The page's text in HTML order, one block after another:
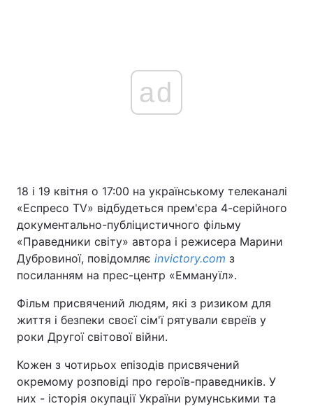
ad
18 і 19 квітня о 17:00 на українському телеканалі
«Еспресо TV» відбудеться прем'єра 4-серійного
документально-публіцистичного фільму
«Праведники світу» автора і режисера Марини
Дубровиної, повідомляє invictory.com з
посиланням на прес-центр «Еммануїл».
Фільм присвячений людям, які з ризиком для
життя і безпеки своєї сім'ї рятували євреїв у
роки Другої світової війни.
Кожен з чотирьох епізодів присвячений
окремому розповіді про героїв-праведників. У
них - історія окупації України румунськими та